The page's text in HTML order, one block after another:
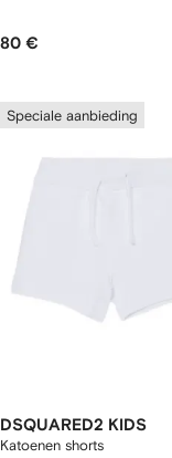
80 €
Speciale aanbieding
DSQUARED2 KIDS
Katoenen shorts